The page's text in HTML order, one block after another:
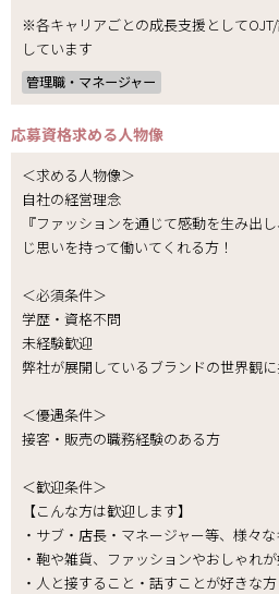
※各キャリアごとの成長支援として
しています
管理職・マネージャー
応募資格求める人物像
＜求める人物像＞
自社の経営理念
『ファッションを通じて感動を生み出
じ思いを持って働いてくれる方！
＜必須条件＞
学歴・資格不問
未経験歓迎
弊社が展開しているブランドの世界観
＜優遇条件＞
接客・販売の職務経験のある方
＜歓迎条件＞
【こんな方は歓迎します】
・サブ・店長・マネージャー等、様々
・鞄や雑貨、ファッションやおしゃれ
・人と接すること・話すことが好きな方